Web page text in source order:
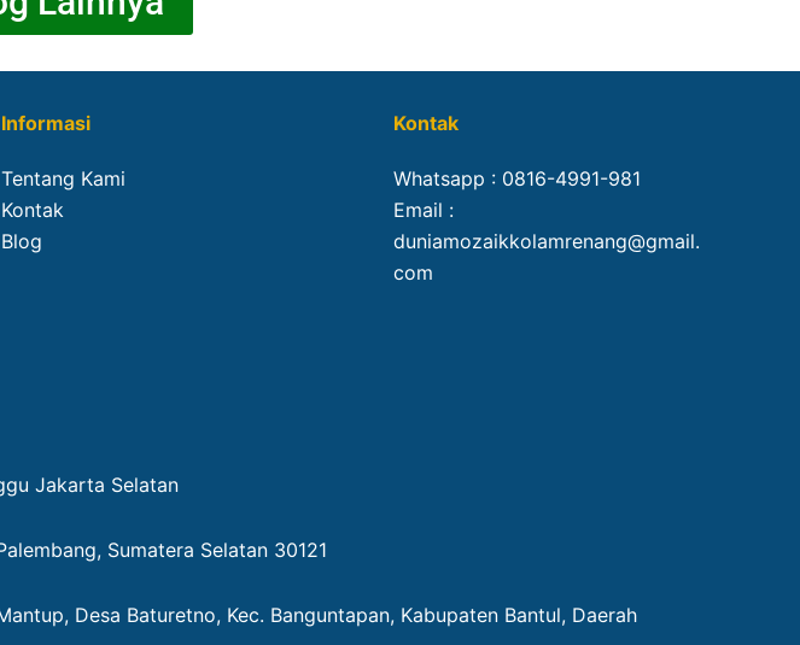
Informasi
Tentang Kami
Kontak
Blog
Kontak
Whatsapp : 0816-4991-981
Email :
duniamozaikkolamrenang@gmail.
com
Jakarta Selatan
Sumatera Selatan 30121
Desa Baturetno, Kec. Banguntapan, Kabupaten Bantul, Daerah